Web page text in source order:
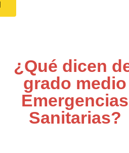
¿Qué dicen
grado medio
Emergencias
Sanitarias?